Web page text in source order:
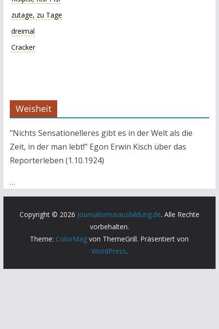
zutage, zu Tage
dreimal
Cracker
Weisheit
"Nichts Sensationelleres gibt es in der Welt als die
Zeit, in der man lebt!" Egon Erwin Kisch über das
Reporterleben (1.10.1924)
…
Copyright © 2026 Journalismusausbildung.de. Alle Rechte
vorbehalten.
Theme: ColorMag von ThemeGrill. Präsentiert von
WordPress.